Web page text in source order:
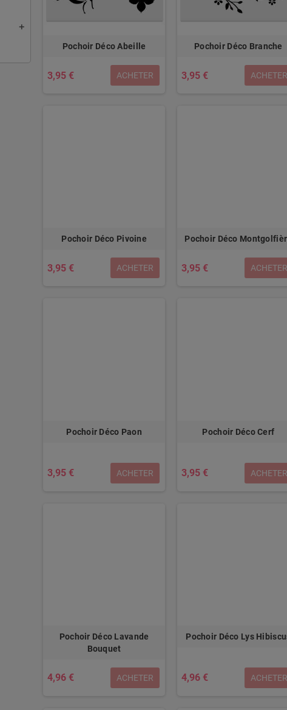
Pochoir Déco Abeille
3,95 € ACHETER
Pochoir Déco Branche
3,95 € ACHETER
Pochoir Déco Pivoine
3,95 € ACHETER
Pochoir Déco
3,95 € ACHETER
Pochoir Déco Paon
3,95 € ACHETER
Pochoir Déco Cerf
3,95 € ACHETER
Pochoir Déco Lavande
Bouquet
4,96 € ACHETER
Pochoir Déco Lys
4,96 € ACHETER